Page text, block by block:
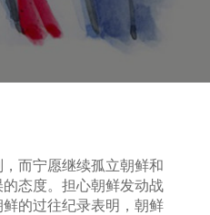
而宁愿继续孤立朝鲜和
态度。担心朝鲜发动战
的过往纪录表明，朝鲜